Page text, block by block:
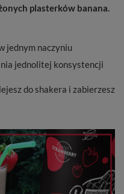
plasterków banana.
jednym naczyniu
jednolitej konsystencji
do shakera i zabierzesz